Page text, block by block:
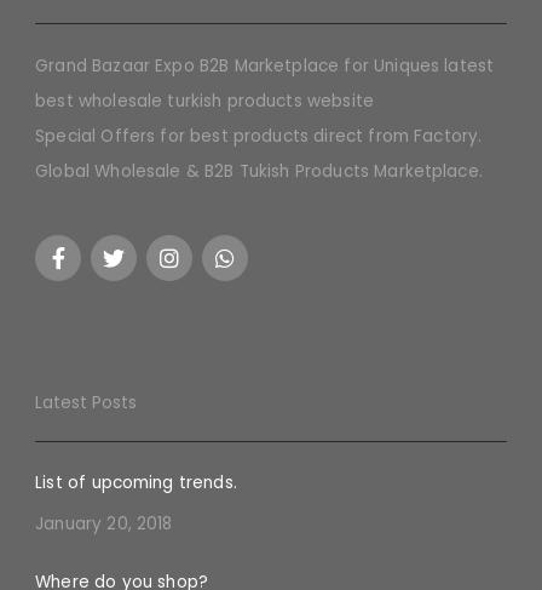
Grand Bazaar Expo B2B Marketplace for Uniques latest
best wholesale turkish products website
Special Offers for best products direct from Factory.
Global Wholesale & B2B Tukish Products Marketplace.
Latest Posts
List of upcoming trends.
January 20, 2018
Where do you shop?